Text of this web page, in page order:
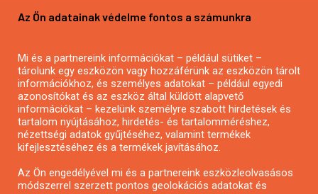
Mezőgazdasági pályázatírás
Pályázatírás civil szervezeteknek
Pályázatírás önkormányzatoknak
Pályázatfigyelés
Specifikus pályázatfigyelés vagy hírlevél
Az Ön adatainak védelme fontos a számunkra
Mi és a partnereink információkat – például sütiket –
tárolunk egy eszközön vagy hozzáférünk az eszközön tárolt
információkhoz, és személyes adatokat – például egyedi
azonosítókat és az eszköz által küldött alapvető
információkat – kezelünk személyre szabott hirdetések és
tartalom nyújtásához, hirdetés- és tartalomméréshez,
nézettségi adatok gyűjtéséhez, valamint termékek
kifejlesztéséhez és a termékek javításához.
Az Ön engedélyével mi és a partnereink eszközleolvasásos
módszerrel szerzett pontos geolokációs adatokat és